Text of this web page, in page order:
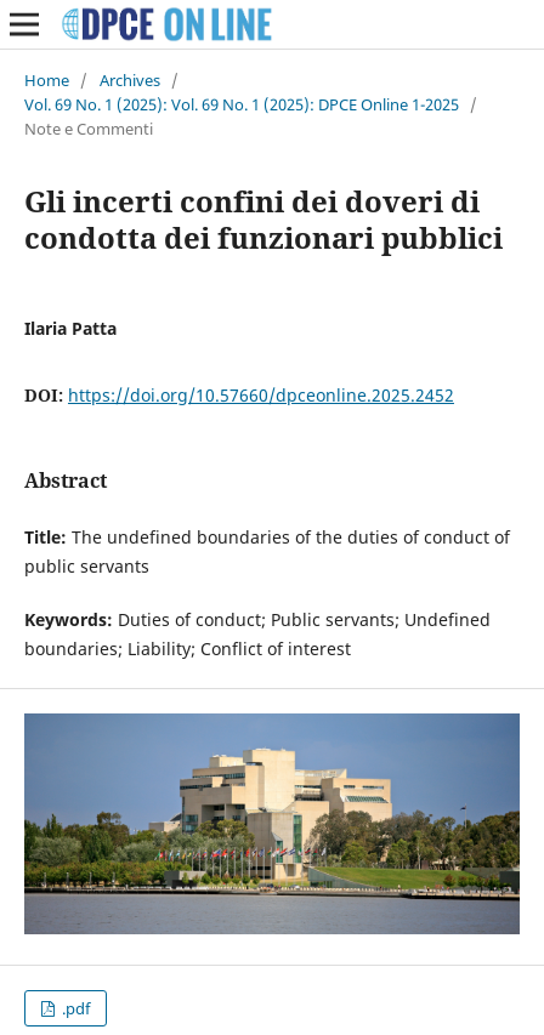
Home / Archives /
Vol. 69 No. 1 (2025): Vol. 69 No. 1 (2025): DPCE Online 1-2025 /
Note e Commenti
Gli incerti confini dei doveri di
condotta dei funzionari pubblici
Ilaria Patta
DOI: https://doi.org/10.57660/dpceonline.2025.2452
Abstract
Title: The undefined boundaries of the duties of conduct of
public servants
Keywords: Duties of conduct; Public servants; Undefined
boundaries; Liability; Conflict of interest
.pdf